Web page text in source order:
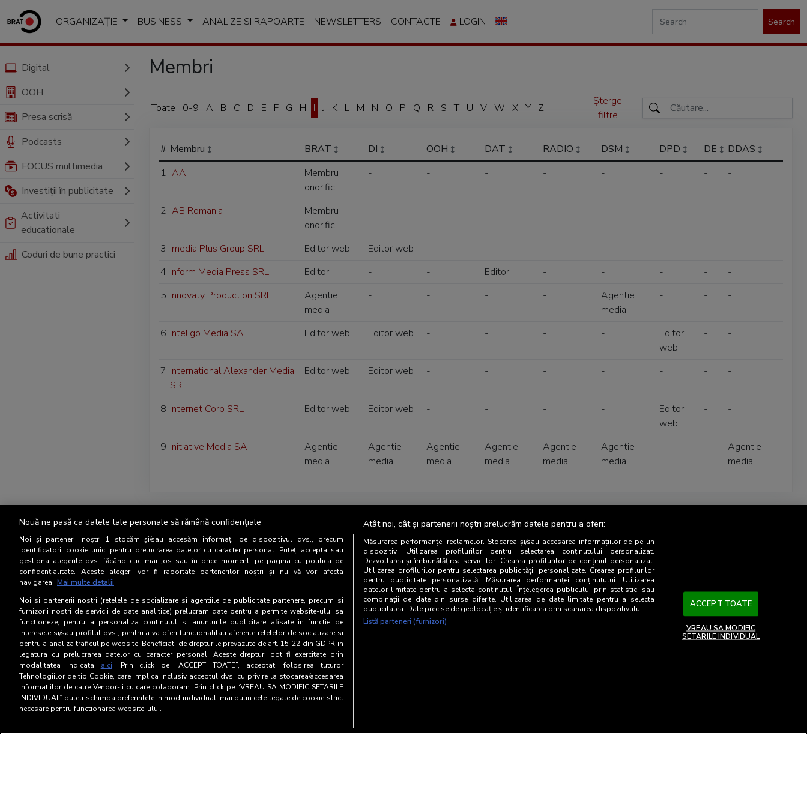
ORGANIZAȚIE BUSINESS ANALIZE SI RAPOARTE NEWSLETTERS CONTACTE LOGIN Search
Digital
OOH
Presa scrisă
Podcasts
FOCUS multimedia
Investiții în publicitate
Activitati
educationale
Coduri de bune practici
Membri
Toate 0-9 A B C D E F G H I J K L M N O P Q R S T U V W X Y Z
Șterge
filtre
# Membru BRAT DI OOH DAT RADIO DSM DPD DE
DDAS
1 IAA
Membru
onorific
- - - - - - - -
2 IAB Romania
Membru
onorific
- - - - - - - -
3 Imedia Plus Group SRL Editor web Editor web - - - - - -
-
4 Inform Media Press SRL Editor - - Editor - - - -
-
5 Innovaty Production SRL
Agentie
media
- - - -
Agentie
media
- - -
6 Inteligo Media SA Editor web Editor web - - - -
Editor
web
- -
7 International Alexander Media
SRL
Editor web Editor web - - - - - - -
8 Internet Corp SRL Editor web Editor web - - - -
Editor
web
- -
9 Initiative Media SA
Agentie
media
Agentie
media
Agentie
media
Agentie
media
Agentie
media
Agentie
media
- -
Agentie
media
Nouă ne pasă ca datele tale personale să rămână confidențiale
Noi și partenerii noștri 1 stocăm și/sau accesăm informații pe dispozitivul dvs., precum
identificatorii cookie unici pentru prelucrarea datelor cu caracter personal. Puteți accepta sau
gestiona alegerile dvs. făcând clic mai jos sau în orice moment, pe pagina cu politica de
confidențialitate. Aceste alegeri vor fi raportate partenerilor noștri și nu vă vor afecta
navigarea. Mai multe detalii
Noi si partenerii nostri (retelele de socializare si agentiile de publicitate partenere, precum si
furnizorii nostri de servicii de date analitice) prelucram date pentru a permite website-ului sa
functioneze, pentru a personaliza continutul si anunturile publicitare afisate in functie de
interesele si/sau profilul dvs., pentru a va oferi functionalitati aferente retelelor de socializare si
pentru a analiza traficul pe website. Beneficiati de drepturile prevazute de art. 15-22 din GDPR in
legatura cu prelucrarea datelor cu caracter personal. Aceste drepturi pot fi exercitate prin
modalitatea indicata aici. Prin click pe “ACCEPT TOATE”, acceptati folosirea tuturor
Tehnologiilor de tip Cookie, care implica inclusiv acceptul dvs. cu privire la stocarea/accesarea
informatiilor de catre Vendor-ii cu care colaboram. Prin click pe “VREAU SA MODIFIC SETARILE
INDIVIDUAL” puteti schimba preferintele in mod individual, mai putin cele legate de cookie strict
necesare pentru functionarea website-ului.
Atât noi, cât și partenerii noștri prelucrăm datele pentru a oferi:
Măsurarea performanței reclamelor. Stocarea și/sau accesarea informațiilor de pe un
dispozitiv. Utilizarea profilurilor pentru selectarea conținutului personalizat.
Dezvoltarea și îmbunătățirea serviciilor. Crearea profilurilor de conținut personalizat.
Utilizarea profilurilor pentru selectarea publicității personalizate. Crearea profilurilor
pentru publicitate personalizată. Măsurarea performanței conținutului. Utilizarea
datelor limitate pentru a selecta conținutul. Înțelegerea publicului prin statistici sau
combinații de date din surse diferite. Utilizarea de date limitate pentru a selecta
publicitatea. Date precise de geolocație și identificarea prin scanarea dispozitivului.
Listă parteneri (furnizori)
ACCEPT TOATE
VREAU SA MODIFIC
SETARILE INDIVIDUAL